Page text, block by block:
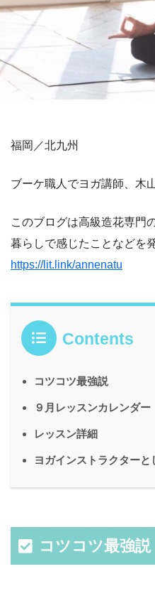
福岡／北九州
ブーケ職人でヨガ講師、木
このブログは高級造花専門
暮らしで感じたことなどを
https://lit.link/annenatu
Contents
コツコツ最強説
９月レッスンカレンダー
レッスン詳細
ヨガインストラクターと
コツコツ最強説